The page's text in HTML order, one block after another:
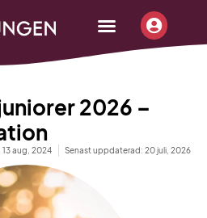
2026 –
13 aug, 2024 Senast uppdaterad: 20 juli, 2026